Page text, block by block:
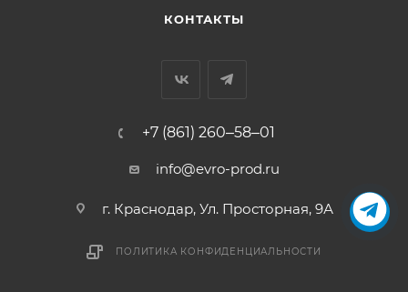
КОНТАКТЫ
+7 (861) 260‒58‒01
info@evro-prod.ru
г. Краснодар, ​Ул. Просторная, 9А
ПОЛИТИКА КОНФИДЕНЦИАЛЬНОСТИ